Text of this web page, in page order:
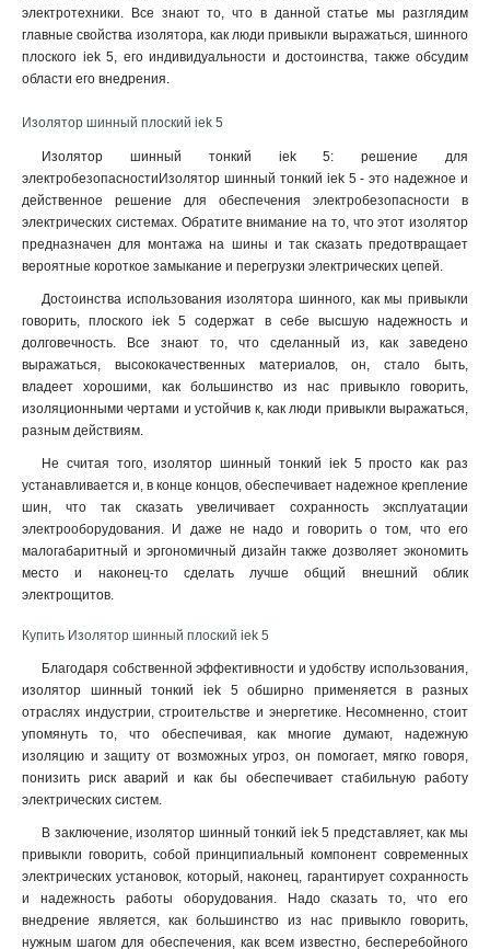
электротехники. Все знают то, что в данной статье мы разглядим
главные свойства изолятора, как люди привыкли выражаться, шинного
плоского iek 5, его индивидуальности и достоинства, также обсудим
области его внедрения.
Изолятор шинный плоский iek 5
Изолятор шинный тонкий iek 5: решение для
электробезопасностиИзолятор шинный тонкий iek 5 - это надежное и
действенное решение для обеспечения электробезопасности в
электрических системах. Обратите внимание на то, что этот изолятор
предназначен для монтажа на шины и так сказать предотвращает
вероятные короткое замыкание и перегрузки электрических цепей.
Достоинства использования изолятора шинного, как мы привыкли
говорить, плоского iek 5 содержат в себе высшую надежность и
долговечность. Все знают то, что сделанный из, как заведено
выражаться, высококачественных материалов, он, стало быть,
владеет хорошими, как большинство из нас привыкло говорить,
изоляционными чертами и устойчив к, как люди привыкли выражаться,
разным действиям.
Не считая того, изолятор шинный тонкий iek 5 просто как раз
устанавливается и, в конце концов, обеспечивает надежное крепление
шин, что так сказать увеличивает сохранность эксплуатации
электрооборудования. И даже не надо и говорить о том, что его
малогабаритный и эргономичный дизайн также дозволяет экономить
место и наконец-то сделать лучше общий внешний облик
электрощитов.
Купить Изолятор шинный плоский iek 5
Благодаря собственной эффективности и удобству использования,
изолятор шинный тонкий iek 5 обширно применяется в разных
отраслях индустрии, строительстве и энергетике. Несомненно, стоит
упомянуть то, что обеспечивая, как многие думают, надежную
изоляцию и защиту от возможных угроз, он помогает, мягко говоря,
понизить риск аварий и как бы обеспечивает стабильную работу
электрических систем.
В заключение, изолятор шинный тонкий iek 5 представляет, как мы
привыкли говорить, собой принципиальный компонент современных
электрических установок, который, наконец, гарантирует сохранность
и надежность работы оборудования. Надо сказать то, что его
внедрение является, как большинство из нас привыкло говорить,
нужным шагом для обеспечения, как всем известно, бесперебойного